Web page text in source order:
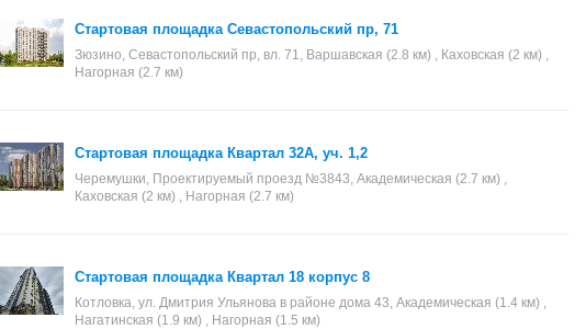
Стартовая площадка Севастопольский пр, 71
Зюзино, Севастопольский пр, вл. 71, Варшавская (2.8 км) , Каховская (2 км) ,
Нагорная (2.7 км)
Стартовая площадка Квартал 32А, уч. 1,2
Черемушки, Проектируемый проезд №3843, Академическая (2.7 км) ,
Каховская (2 км) , Нагорная (2.7 км)
Стартовая площадка Квартал 18 корпус 8
Котловка, ул. Дмитрия Ульянова в районе дома 43, Академическая (1.4 км) ,
Нагатинская (1.9 км) , Нагорная (1.5 км)